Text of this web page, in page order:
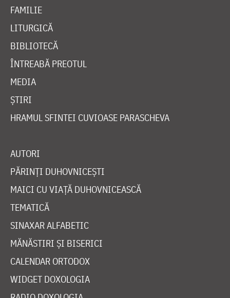
FAMILIE
LITURGICĂ
BIBLIOTECĂ
ÎNTREABĂ PREOTUL
MEDIA
ȘTIRI
HRAMUL SFINTEI CUVIOASE PARASCHEVA
AUTORI
PĂRINȚI DUHOVNICEȘTI
MAICI CU VIAȚĂ DUHOVNICEASCĂ
TEMATICĂ
SINAXAR ALFABETIC
MĂNĂSTIRI ȘI BISERICI
CALENDAR ORTODOX
WIDGET DOXOLOGIA